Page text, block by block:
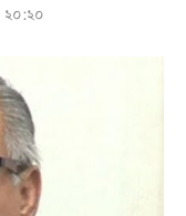
২০:২০